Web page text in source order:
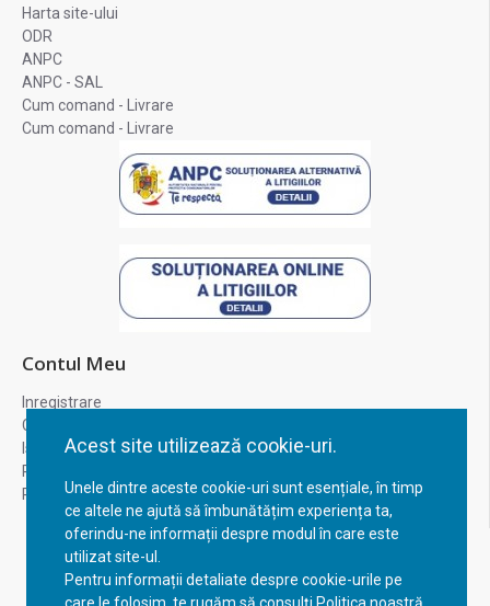
Acest site utilizează cookie-uri.
Unele dintre aceste cookie-uri sunt esențiale, în timp
ce altele ne ajută să îmbunătățim experiența ta,
oferindu-ne informații despre modul în care este
utilizat site-ul.
Pentru informații detaliate despre cookie-urile pe
Harta site-ului
ODR
ANPC
ANPC - SAL
Cum comand - Livrare
Cum comand - Livrare
Contul Meu
Inregistrare
Contul meu
Istoric comenzi
Recuperare parola
Returnare produs